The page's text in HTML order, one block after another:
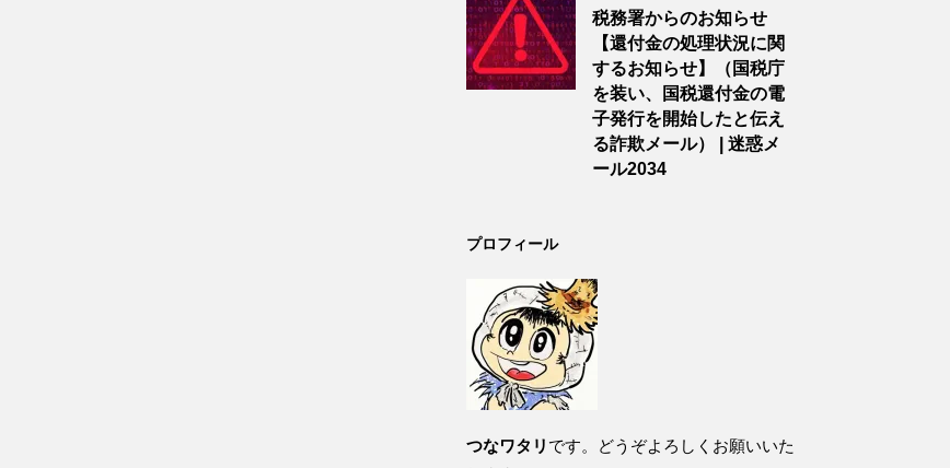
税務署からのお知らせ
【還付金の処理状況に関
するお知らせ】（国税庁
を装い、国税還付金の電
子発行を開始したと伝え
る詐欺メール） | 迷惑メ
ール2034
プロフィール
つなワタリ です。どうぞよろしくお願いいた